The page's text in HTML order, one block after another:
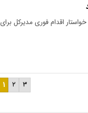
اقدام فوری مدیرکل برای
۱ ۲ ۳